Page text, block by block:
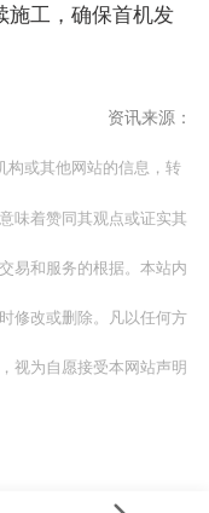
施工，确保首机发
资讯来源：
构或其他网站的信息，转
味着赞同其观点或证实其
易和服务的根据。本站内
修改或删除。凡以任何方
视为自愿接受本网站声明